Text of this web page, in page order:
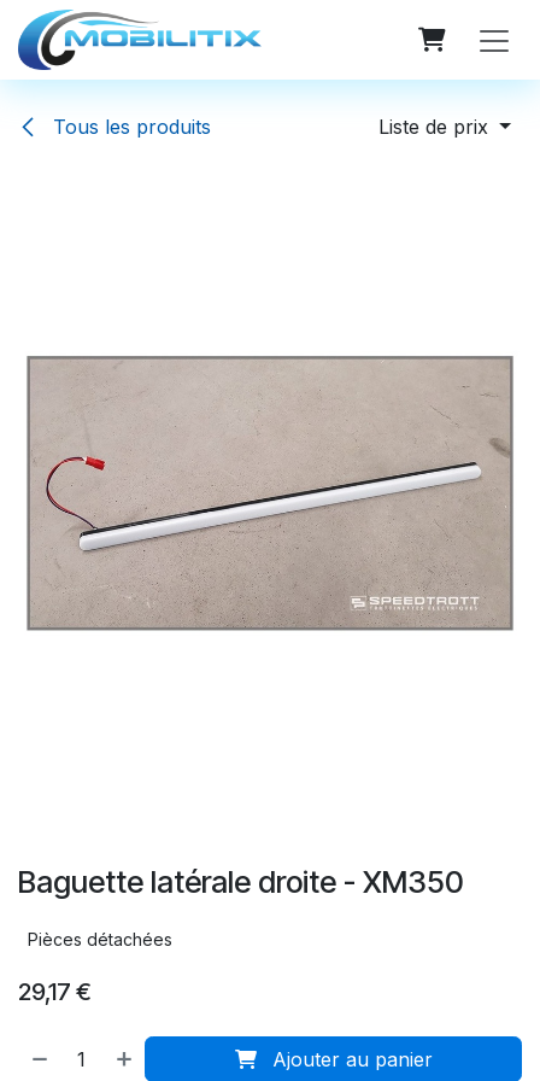
Se rendre au contenu
Tous les produits Liste de prix
Baguette latérale droite - XM350
Pièces détachées
29,17 €
Ajouter au panier